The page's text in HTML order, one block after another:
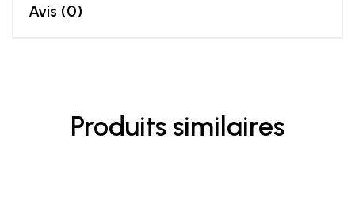
Avis (0)
Produits similaires